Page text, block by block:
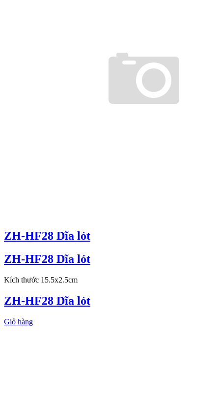
ZH-HF28 Dĩa lót
ZH-HF28 Dĩa lót
Kích thước 15.5x2.5cm
ZH-HF28 Dĩa lót
Giỏ hàng